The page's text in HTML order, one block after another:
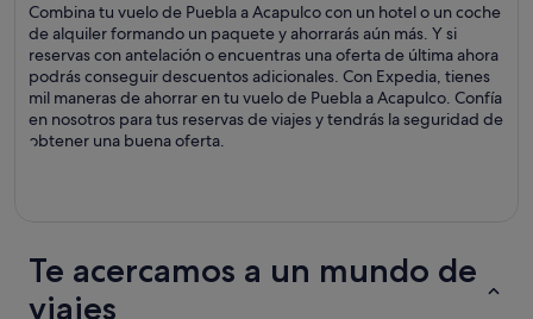
Combina tu vuelo de Puebla a Acapulco con un hotel o un coche
de alquiler formando un paquete y ahorrarás aún más. Y si
reservas con antelación o encuentras una oferta de última ahora
podrás conseguir descuentos adicionales. Con Expedia, tienes
mil maneras de ahorrar en tu vuelo de Puebla a Acapulco. Confía
en nosotros para tus reservas de viajes y tendrás la seguridad de
obtener una buena oferta.
Te acercamos a un mundo de
viajes